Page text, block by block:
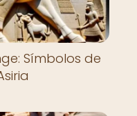
Símbolos de